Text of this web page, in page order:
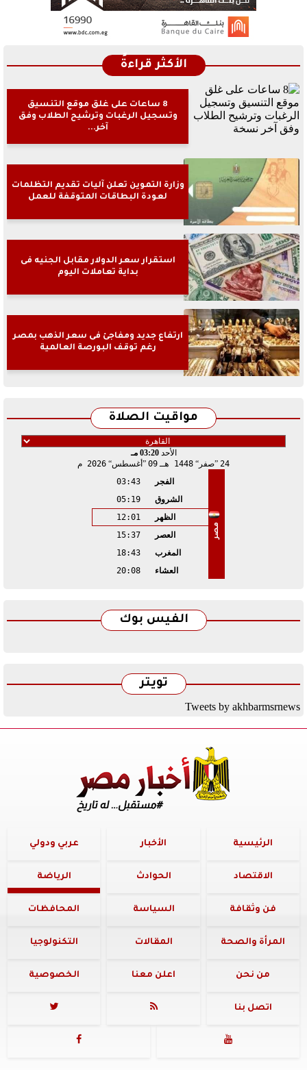
الأكثر قراءةً
8 ساعات على غلق موقع التنسيق
وتسجيل الرغبات وترشيح الطلاب وفق
آخر...
وزارة التموين تعلن آليات تقديم التظلمات
لعودة البطاقات المتوقفة للعمل
استقرار سعر الدولار مقابل الجنيه فى
بداية تعاملات اليوم
ارتفاع جديد ومفاجئ فى سعر الذهب بمصر
رغم توقف البورصة العالمية
مواقيت الصلاة
الأحد03:20 مـ
24 صفر 1448 هـ 09 أغسطس 2026 م
مصر
الفجر
03:43
الشروق
05:19
الظهر
12:01
العصر
15:37
المغرب
18:43
العشاء
20:08
الفيس بوك
تويتر
Tweets by akhbarmsrnews
الرئيسية الأخبار عربي ودولي
الاقتصاد الحوادث الرياضة
فن وثقافة السياسة المحافظات
المرأة والصحة المقالات التكنولوجيا
من نحن اعلن معنا الخصوصية
اتصل بنا 


